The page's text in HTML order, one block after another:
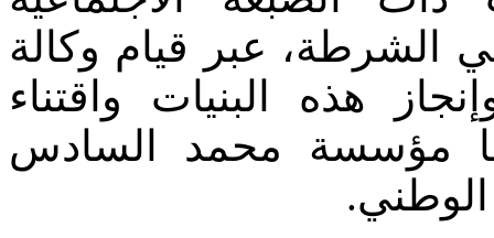
الشرطة، عبر قيام وكالة
هذه البنيات واقتناء
مؤسسة محمد السادس
الوطني.